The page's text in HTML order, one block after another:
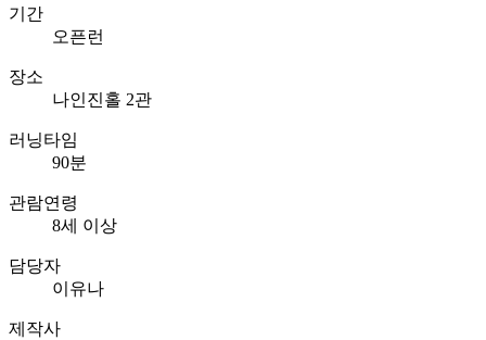
기간
오픈런
장소
나인진홀 2관
러닝타임
90분
관람연령
8세 이상
담당자
이유나
제작사